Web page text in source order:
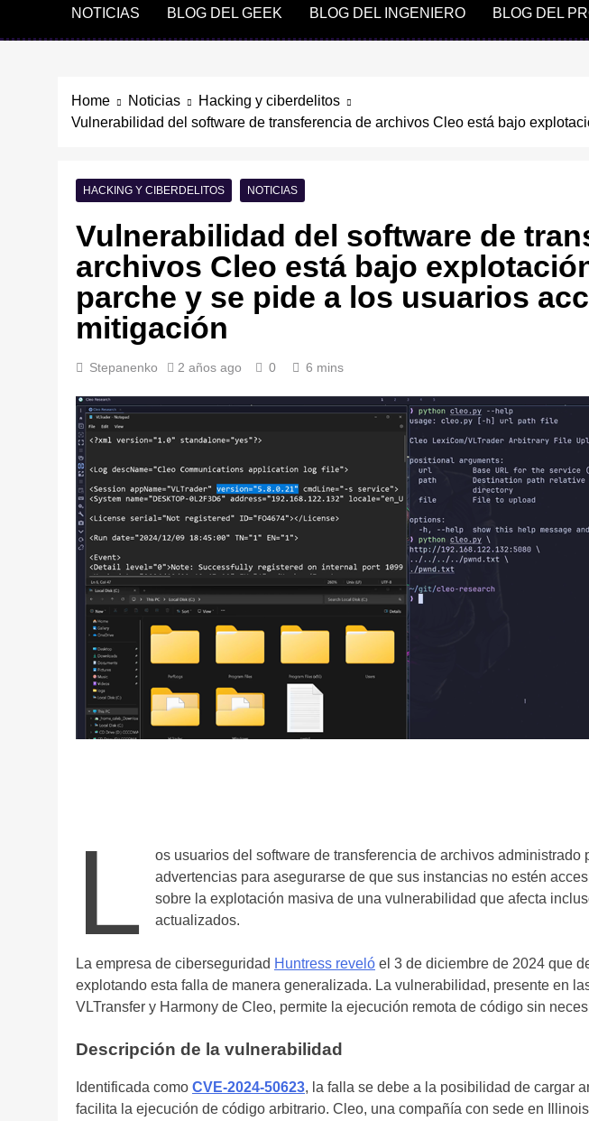
NOTICIAS BLOG DEL GEEK BLOG DEL INGENIERO BLOG DEL
Home Noticias
Hacking y ciberdelitos
Vulnerabilidad del software de transferencia de archivos Cleo está bajo
HACKING Y CIBERDELITOS NOTICIAS
Vulnerabilidad del software de
archivos Cleo está bajo
parche y se pide a los usuarios
mitigación
Stepanenko 2 años ago 0 6 mins
L
os usuarios del software de transferencia de archivos administrado
advertencias para asegurarse de que sus instancias no estén
sobre la explotación masiva de una vulnerabilidad que afecta
actualizados.
La empresa de ciberseguridad Huntress reveló el 3 de diciembre de 2024 que
explotando esta falla de manera generalizada. La vulnerabilidad, presente en
VLTransfer y Harmony de Cleo, permite la ejecución remota de código sin
Descripción de la vulnerabilidad
Identificada como CVE-2024-50623, la falla se debe a la posibilidad de cargar
facilita la ejecución de código arbitrario. Cleo, una compañía con sede en